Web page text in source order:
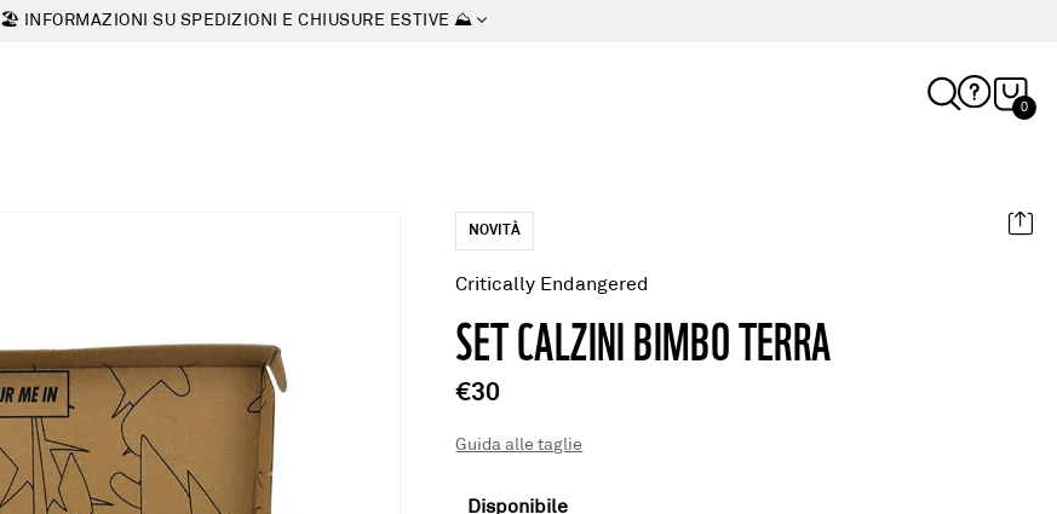
🏖 INFORMAZIONI SU SPEDIZIONI E CHIUSURE ESTIVE ⛰
0
NOVITÀ
Critically Endangered
SET CALZINI BIMBO TERRA
€30
Guida alle taglie
Disponibile